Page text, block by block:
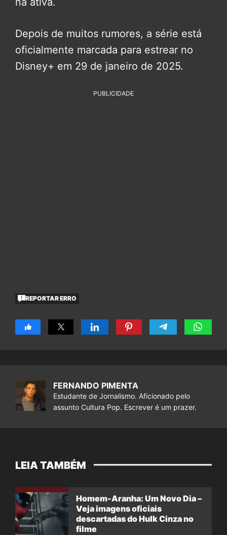
Depois de muitos rumores, a série está
oficialmente marcada para estrear no
Disney+ em 29 de janeiro de 2025.
PUBLICIDADE
REPORTAR ERRO
FERNANDO PIMENTA
Estudante de Jornalismo. Aficionado pelo
assunto Cultura Pop. Escrever é um prazer.
LEIA TAMBÉM
Homem-Aranha: Um Novo Dia –
Veja imagens oficiais
descartadas do Hulk Cinza no
filme